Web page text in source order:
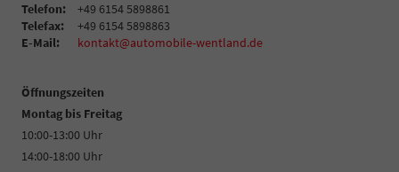
Telefon:
+49 6154 5898861
Telefax:
+49 6154 5898863
E-Mail:
kontakt@automobile-wentland.de
Öffnungszeiten
Montag bis Freitag
10:00-13:00 Uhr
14:00-18:00 Uhr